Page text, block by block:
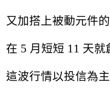
又加搭上被動元件
在 5 月短短 11 天就
這波行情以投信為